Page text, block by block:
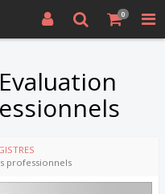
0
professionnels